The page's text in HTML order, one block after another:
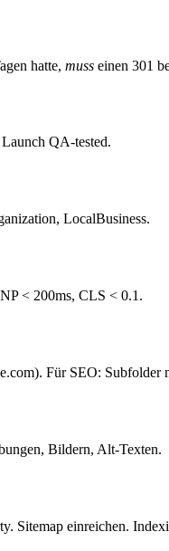
hatte, muss einen 301
QA-tested.
LocalBusiness.
< 200ms, CLS < 0.1.
Für SEO: Subfolder
Bildern, Alt-Texten.
Sitemap einreichen.